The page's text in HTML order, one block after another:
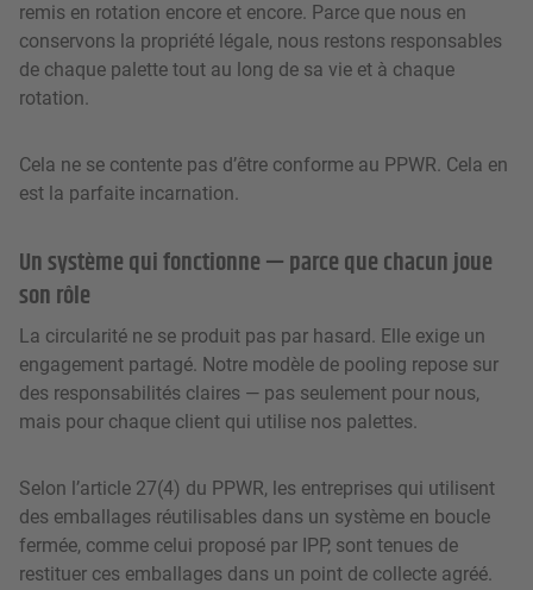
remis en rotation encore et encore. Parce que nous en
conservons la propriété légale, nous restons responsables
de chaque palette tout au long de sa vie et à chaque
rotation.
Cela ne se contente pas d’être conforme au PPWR. Cela en
est la parfaite incarnation.
Un système qui fonctionne — parce que chacun joue
son rôle
La circularité ne se produit pas par hasard. Elle exige un
engagement partagé. Notre modèle de pooling repose sur
des responsabilités claires — pas seulement pour nous,
mais pour chaque client qui utilise nos palettes.
Selon l’article 27(4) du PPWR, les entreprises qui utilisent
des emballages réutilisables dans un système en boucle
fermée, comme celui proposé par IPP, sont tenues de
restituer ces emballages dans un point de collecte agréé.